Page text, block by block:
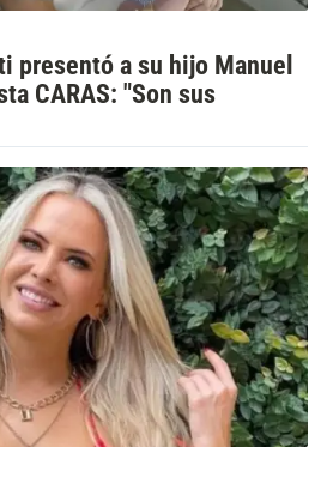
presentó a su hijo Manuel
CARAS: "Son sus